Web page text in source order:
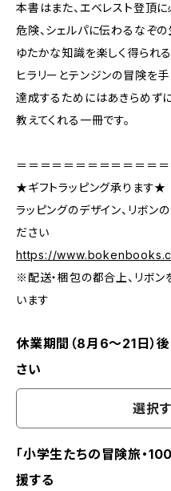
本書はまた、エベレスト登頂
危険、シェルパに伝わるなぞの
ゆたかな知識を楽しく得られ
ヒラリーとテンジンの冒険を
達成するためにはあきらめず
教えてくれる一冊です。
＝＝＝＝＝＝＝＝＝＝＝＝
★ギフトラッピング承ります★
ラッピングのデザイン、リボ
ださい
https://
※配送・梱包の都合上、リボ
います
休業期間（8月6〜21日）
さい
選択す
「小学生たちの冒険旅・
援する